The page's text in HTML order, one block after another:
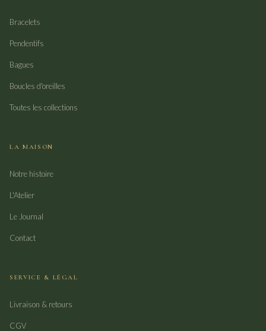
Bracelets
Pendentifs
Bagues
Boucles d'oreilles
Toutes les collections
LA MAISON
Notre histoire
L'Atelier
Le Journal
Contact
SERVICE & LÉGAL
Livraison & retours
CGV